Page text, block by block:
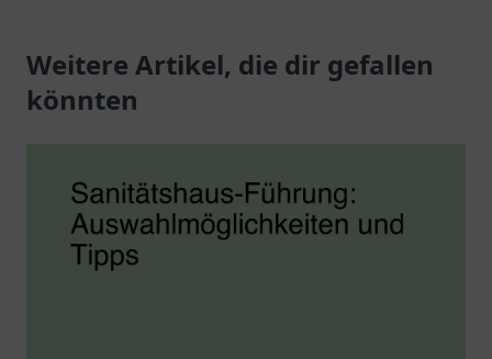
individuelle
orthopädische
Gesundheitsprodukte.
Weitere Artikel, die dir gefallen
könnten